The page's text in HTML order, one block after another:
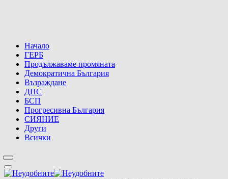
Начало
ГЕРБ
Продължаваме промяната
Демократична България
Възраждане
ДПС
БСП
Прогресивна България
СИЯНИЕ
Други
Всички